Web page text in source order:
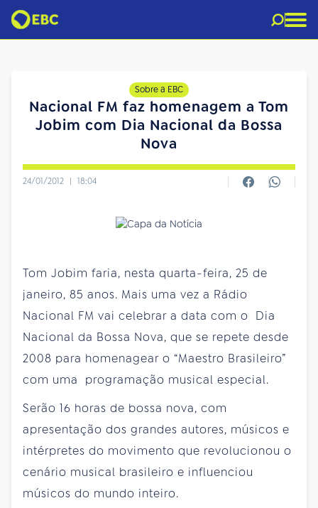
Sobre a EBC
Nacional FM faz homenagem a Tom
Jobim com Dia Nacional da Bossa
Nova
24/01/2012 | 18:04
Tom Jobim faria, nesta quarta-feira, 25 de
janeiro, 85 anos. Mais uma vez a Rádio
Nacional FM vai celebrar a data com o Dia
Nacional da Bossa Nova, que se repete desde
2008 para homenagear o “Maestro Brasileiro”
com uma programação musical especial.
Serão 16 horas de bossa nova, com
apresentação dos grandes autores, músicos e
intérpretes do movimento que revolucionou o
cenário musical brasileiro e influenciou
músicos do mundo inteiro.